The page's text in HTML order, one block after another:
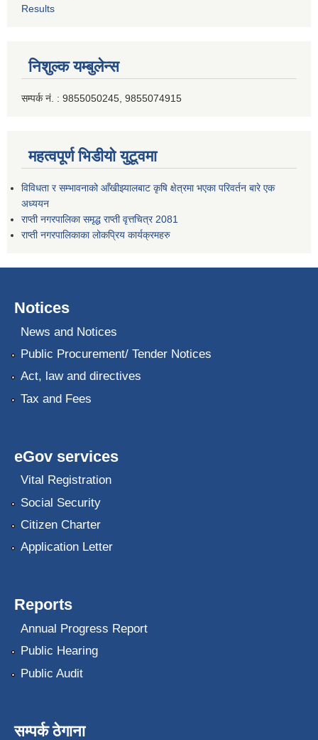
Results
निशुल्क यम्बुलेन्स
सम्पर्क नं. : 9855050245, 9855074915
महत्वपूर्ण भिडीयो युटूवमा
विविधता र सम्भावनाको आँखीझ्यालबाट कृषि क्षेत्रमा भएका परिवर्तन बारे एक
अध्ययन
राप्ती नगरपालिका समृद्ध राप्ती वृत्तचित्र 2081
राप्ती नगरपालिकाका लोकप्रिय कार्यक्रमहरु
Notices
News and Notices
Public Procurement/ Tender Notices
Act, law and directives
Tax and Fees
eGov services
Vital Registration
Social Security
Citizen Charter
Application Letter
Reports
Annual Progress Report
Public Hearing
Public Audit
सम्पर्क ठेगाना